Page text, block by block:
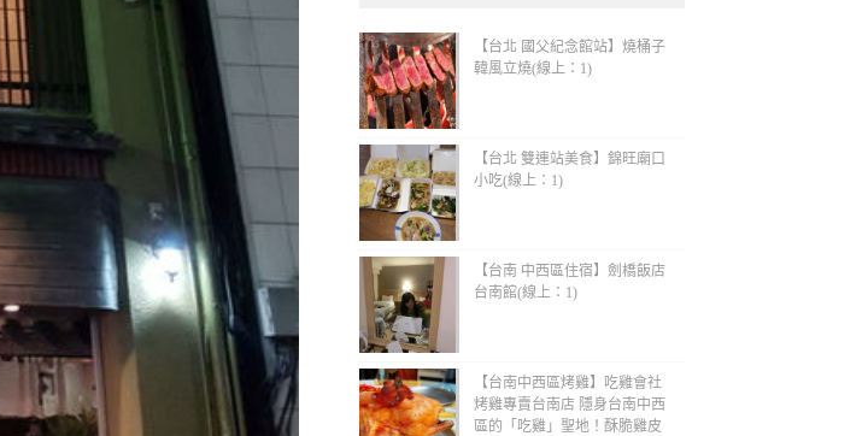
【台北 國父紀念館站】燒桶子
韓風立燒(線上：1)
【台北 雙連站美食】錦旺廟口
小吃(線上：1)
【台南 中西區住宿】劍橋飯店
台南館(線上：1)
【台南中西區烤雞】吃雞會社
烤雞專賣台南店 隱身台南中西
區的「吃雞」聖地！酥脆雞皮